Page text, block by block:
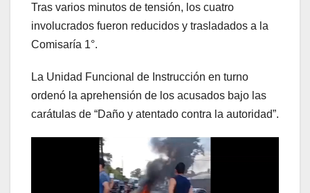
Tras varios minutos de tensión, los cuatro
involucrados fueron reducidos y trasladados a la
Comisaría 1°.
La Unidad Funcional de Instrucción en turno
ordenó la aprehensión de los acusados bajo las
carátulas de “Daño y atentado contra la autoridad”.